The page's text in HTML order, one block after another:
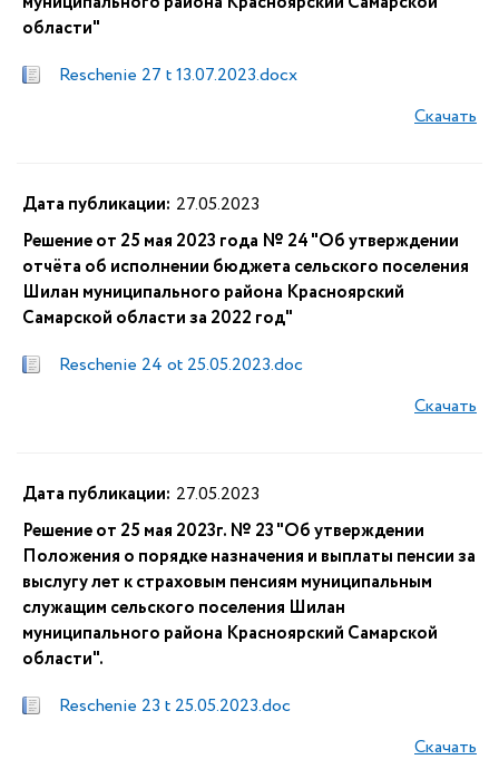
области"
Reschenie 27 t 13.07.2023.docx
Скачать
Дата публикации: 27.05.2023
Решение от 25 мая 2023 года № 24 "Об утверждении
отчёта об исполнении бюджета сельского поселения
Шилан муниципального района Красноярский
Самарской области за 2022 год"
Reschenie 24 ot 25.05.2023.doc
Скачать
Дата публикации: 27.05.2023
Решение от 25 мая 2023г. № 23 "Об утверждении
Положения о порядке назначения и выплаты пенсии за
выслугу лет к страховым пенсиям муниципальным
служащим сельского поселения Шилан
муниципального района Красноярский Самарской
области".
Reschenie 23 t 25.05.2023.doc
Скачать